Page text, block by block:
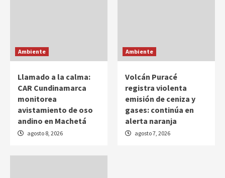
Ambiente
Llamado a la calma:
CAR Cundinamarca
monitorea
avistamiento de oso
andino en Machetá
agosto 8, 2026
Ambiente
Volcán Puracé
registra violenta
emisión de ceniza y
gases: continúa en
alerta naranja
agosto 7, 2026